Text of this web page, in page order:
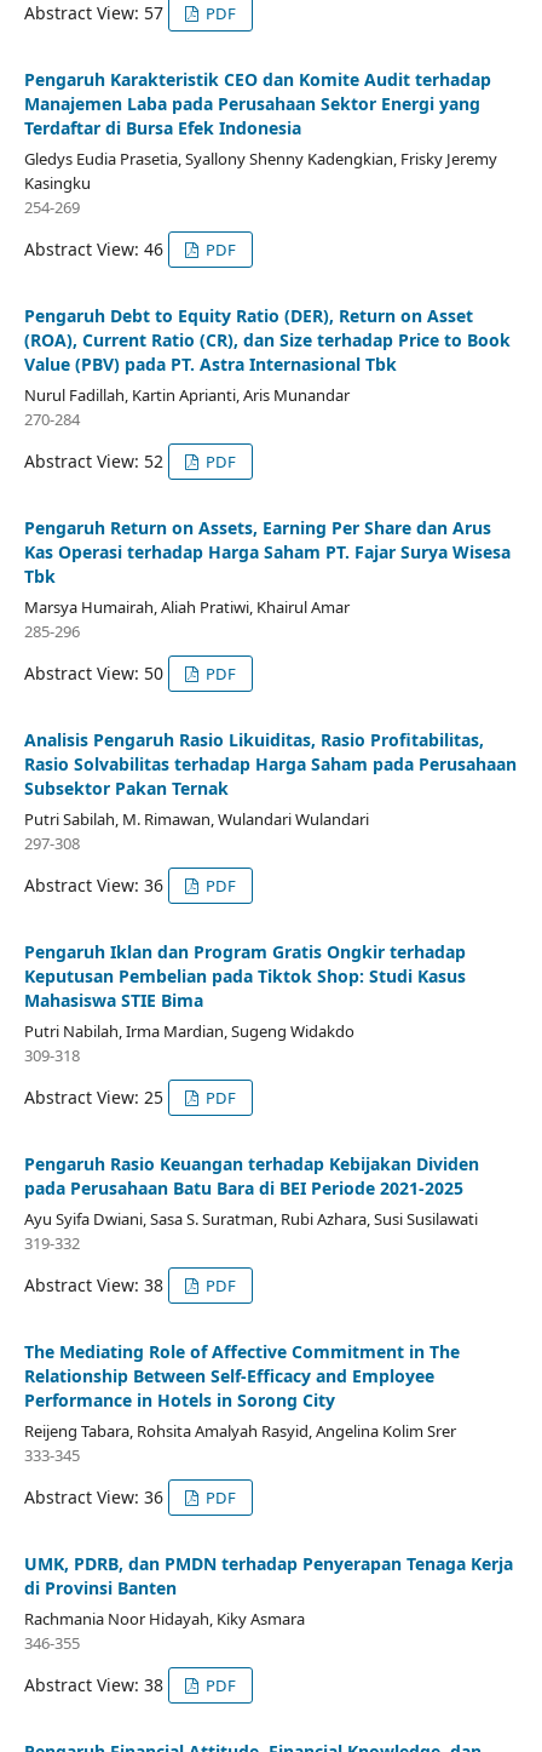
Abstract View: 57 PDF
Pengaruh Karakteristik CEO dan Komite Audit terhadap
Manajemen Laba pada Perusahaan Sektor Energi yang
Terdaftar di Bursa Efek Indonesia
Gledys Eudia Prasetia, Syallony Shenny Kadengkian, Frisky Jeremy
Kasingku
254-269
Abstract View: 46 PDF
Pengaruh Debt to Equity Ratio (DER), Return on Asset
(ROA), Current Ratio (CR), dan Size terhadap Price to Book
Value (PBV) pada PT. Astra Internasional Tbk
Nurul Fadillah, Kartin Aprianti, Aris Munandar
270-284
Abstract View: 52 PDF
Pengaruh Return on Assets, Earning Per Share dan Arus
Kas Operasi terhadap Harga Saham PT. Fajar Surya Wisesa
Tbk
Marsya Humairah, Aliah Pratiwi, Khairul Amar
285-296
Abstract View: 50 PDF
Analisis Pengaruh Rasio Likuiditas, Rasio Profitabilitas,
Rasio Solvabilitas terhadap Harga Saham pada Perusahaan
Subsektor Pakan Ternak
Putri Sabilah, M. Rimawan, Wulandari Wulandari
297-308
Abstract View: 36 PDF
Pengaruh Iklan dan Program Gratis Ongkir terhadap
Keputusan Pembelian pada Tiktok Shop: Studi Kasus
Mahasiswa STIE Bima
Putri Nabilah, Irma Mardian, Sugeng Widakdo
309-318
Abstract View: 25 PDF
Pengaruh Rasio Keuangan terhadap Kebijakan Dividen
pada Perusahaan Batu Bara di BEI Periode 2021-2025
Ayu Syifa Dwiani, Sasa S. Suratman, Rubi Azhara, Susi Susilawati
319-332
Abstract View: 38 PDF
The Mediating Role of Affective Commitment in The
Relationship Between Self-Efficacy and Employee
Performance in Hotels in Sorong City
Reijeng Tabara, Rohsita Amalyah Rasyid, Angelina Kolim Srer
333-345
Abstract View: 36 PDF
UMK, PDRB, dan PMDN terhadap Penyerapan Tenaga Kerja
di Provinsi Banten
Rachmania Noor Hidayah, Kiky Asmara
346-355
Abstract View: 38 PDF